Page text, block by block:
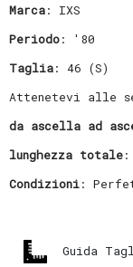
Marca: IXS
Periodo: '80
Taglia: 46 (S)
Attenetevi alle
da ascella ad
lunghezza totale:
Condizioni:
Guida